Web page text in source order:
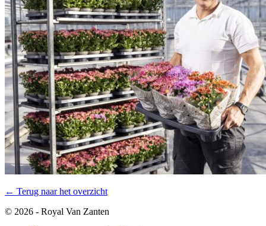
← Terug naar het overzicht
© 2026 - Royal Van Zanten